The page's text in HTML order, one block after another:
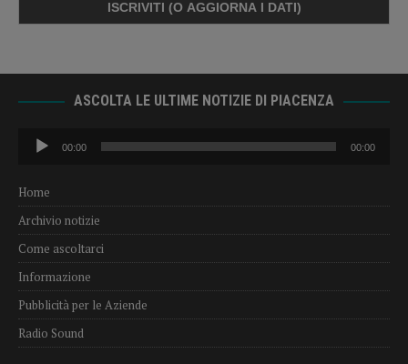
ASCOLTA LE ULTIME NOTIZIE DI PIACENZA
Audio
Player
00:00 00:00
Home
Archivio notizie
Come ascoltarci
Informazione
Pubblicità per le Aziende
Radio Sound